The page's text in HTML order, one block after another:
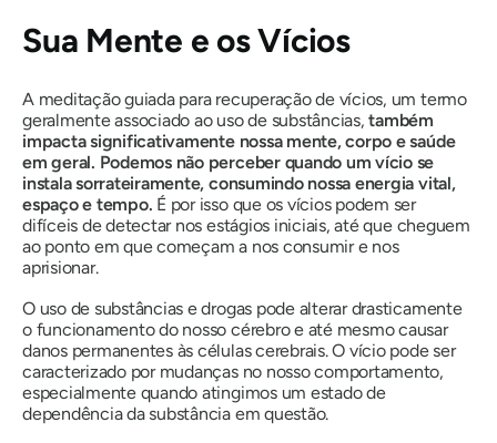
Sua Mente e os Vícios
A meditação guiada para recuperação de vícios, um termo
geralmente associado ao uso de substâncias,também
impacta significativamente nossa mente, corpo e saúde
em geral. Podemos não perceber quando um vício se
instala sorrateiramente, consumindo nossa energia vital,
espaço e tempo. É por isso que os vícios podem ser
difíceis de detectar nos estágios iniciais, até que cheguem
ao ponto em que começam a nos consumir e nos
aprisionar.
O uso de substâncias e drogas pode alterar drasticamente
o funcionamento do nosso cérebro e até mesmo causar
danos permanentes às células cerebrais. O vício pode ser
caracterizado por mudanças no nosso comportamento,
especialmente quando atingimos um estado de
dependência da substância em questão.